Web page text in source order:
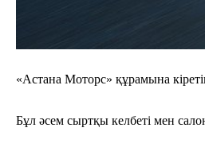
«Астана Моторс» құрамына
Бұл әсем сыртқы келбеті мен